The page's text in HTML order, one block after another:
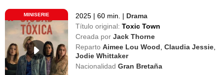
MINISERIE 2025 | 60 min. | Drama
Título original: Toxic Town
Creada por Jack Thorne
Reparto Aimee Lou Wood ,Claudia Jessie
Jodie Whittaker
Nacionalidad Gran Bretaña